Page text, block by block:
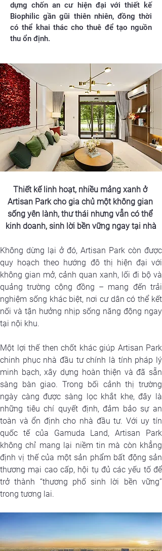
dựng chốn an cư hiện đại với thiết kế
Biophilic gần gũi thiên nhiên, đồng thời
có thể khai thác cho thuê để tạo nguồn
thu ổn định.
Thiết kế linh hoạt, nhiều mảng xanh ở
Artisan Park cho gia chủ một không gian
sống yên lành, thư thái nhưng vẫn có thể
kinh doanh, sinh lời bền vững ngay tại nhà
Không dừng lại ở đó, Artisan Park còn được
quy hoạch theo hướng đô thị hiện đại với
không gian mở, cảnh quan xanh, lối đi bộ và
quảng trường cộng đồng – mang đến trải
nghiệm sống khác biệt, nơi cư dân có thể kết
nối và tận hưởng nhịp sống năng động ngay
tại nội khu.
Một lợi thế then chốt khác giúp Artisan Park
chinh phục nhà đầu tư chính là tính pháp lý
minh bạch, xây dựng hoàn thiện và đã sẵn
sàng bàn giao. Trong bối cảnh thị trường
ngày càng được sàng lọc khắt khe, đây là
những tiêu chí quyết định, đảm bảo sự an
toàn và ổn định cho nhà đầu tư. Với uy tín
quốc tế của Gamuda Land, Artisan Park
không chỉ mang lại niềm tin mà còn khẳng
định vị thế của một sản phẩm bất động sản
thương mại cao cấp, hội tụ đủ các yếu tố để
trở thành “thương phố sinh lời bền vững”
trong tương lai.